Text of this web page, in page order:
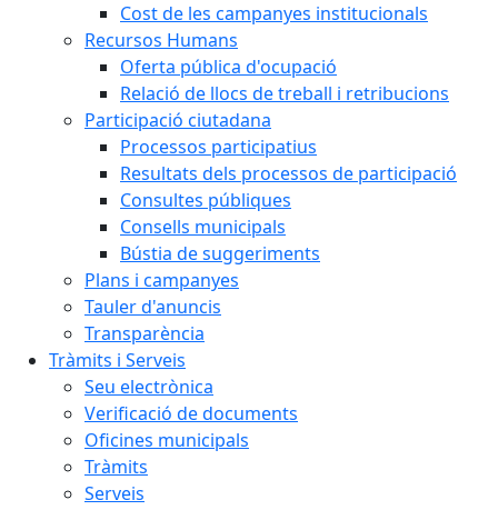
Cost de les campanyes institucionals
Recursos Humans
Oferta pública d'ocupació
Relació de llocs de treball i retribucions
Participació ciutadana
Processos participatius
Resultats dels processos de participació
Consultes públiques
Consells municipals
Bústia de suggeriments
Plans i campanyes
Tauler d'anuncis
Transparència
Tràmits i Serveis
Seu electrònica
Verificació de documents
Oficines municipals
Tràmits
Serveis